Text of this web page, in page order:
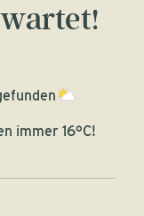
immer 16°C!